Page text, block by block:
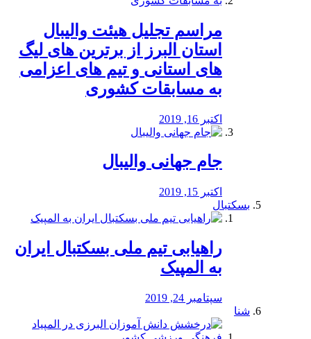
مراسم تجلیل هیئت والیبال
استان البرز از برترین های لیگ
های استانی و تیم های اعزامی
به مسابقات کشوری
اکتبر 16, 2019
جام جهانی والیبال
اکتبر 15, 2019
بسکتبال
راهیابی تیم ملی بسکتبال ایران
به المپیک
سپتامبر 24, 2019
شنا